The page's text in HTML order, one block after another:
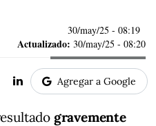
30/may/25 - 08:19
Actualizado: 30/may/25 - 08:20
Agregar a Google
gravemente